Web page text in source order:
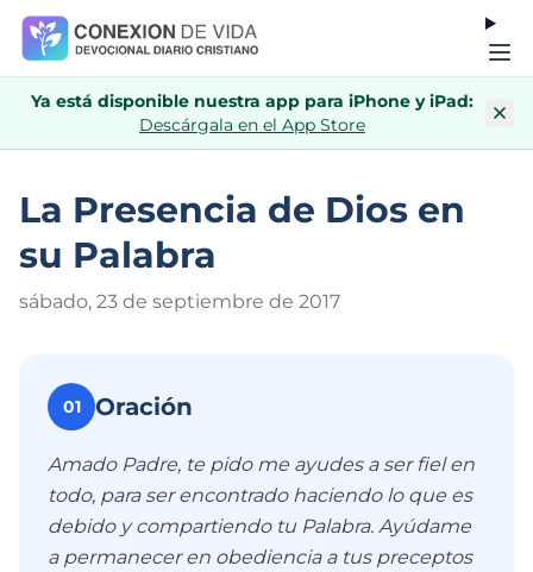
Ya está disponible nuestra app para iPhone y iPad:
Descárgala en el App Store
La Presencia de Dios en
su Palabra
sábado, 23 de septiembre de 2017
01 Oración
Amado Padre, te pido me ayudes a ser fiel en
todo, para ser encontrado haciendo lo que es
debido y compartiendo tu Palabra. Ayúdame
a permanecer en obediencia a tus preceptos